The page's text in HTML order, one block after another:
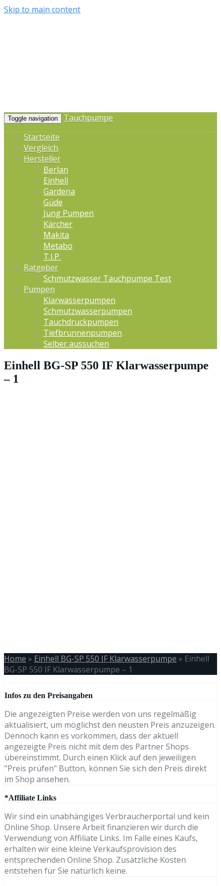
Skip to main content
Toggle navigation
Tauchpumpe
Startseite
Vergleich
Hersteller
Berlan
Einhell
Gardena
Güde
Jung Pumpen
Kärcher
Makita
Metabo
T.I.P.
Ratgeber
Schmutzwasser Tauchpumpe Test
Pumpen
Klarwasserpumpen
Schmutzwasserpumpen
Tauchdruckpumpen
Tiefbrunnenpumpen
Selber aussuchen
Einhell BG-SP 550 IF Klarwasserpumpe
– 1
Home » Einhell BG-SP 550 IF Klarwasserpumpe » Einhell
BG-SP 550 IF Klarwasserpumpe – 1
Infos zu den Preisangaben
Die angezeigten Preise werden von uns regelmäßig
aktualisiert, um möglichst den neusten Preis anzuzeigen.
Dennoch kann es vorkommen, dass der aktuell
angezeigte Preis nicht mit dem des Partner Shops
übereinstimmt. Durch einen Klick auf den jeweiligen
"Preis prüfen" Button, können Sie sich den Preis direkt
im Shop ansehen.
*Affiliate Links
Wir sind ein unabhängiges Verbraucherportal und kein
Online Shop. Unsere Arbeit finanzieren wir durch die
Verwendung von Affiliate Links. Im Falle eines Kaufs,
erhalten wir eine kleine Verkaufsprovision des
entsprechenden Online Shop. Zusätzliche Kosten
entstehen für Sie natürlich keine.